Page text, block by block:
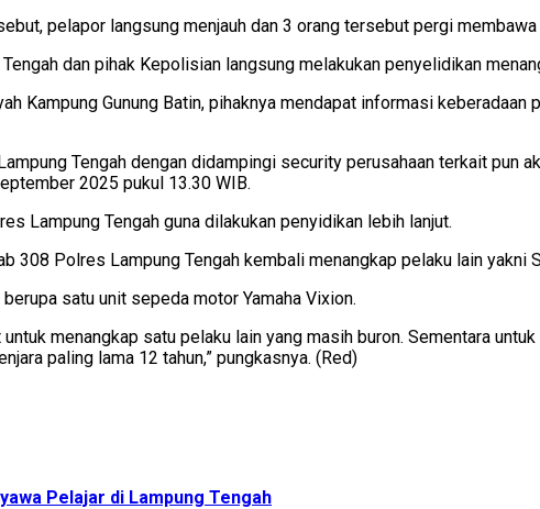
pelapor langsung menjauh dan 3 orang tersebut pergi
dan pihak Kepolisian langsung melakukan penyelidikan
Kampung Gunung Batin, pihaknya mendapat informasi
Tengah dengan didampingi security perusahaan terkait pun
2025 pukul 13.30 WIB.
Lampung Tengah guna dilakukan penyidikan lebih lanjut.
308 Polres Lampung Tengah kembali menangkap pelaku lain yakni
satu unit sepeda motor Yamaha Vixion.
menangkap satu pelaku lain yang masih buron. Sementara
paling lama 12 tahun,” pungkasnya. (Red)
Pelajar di Lampung Tengah